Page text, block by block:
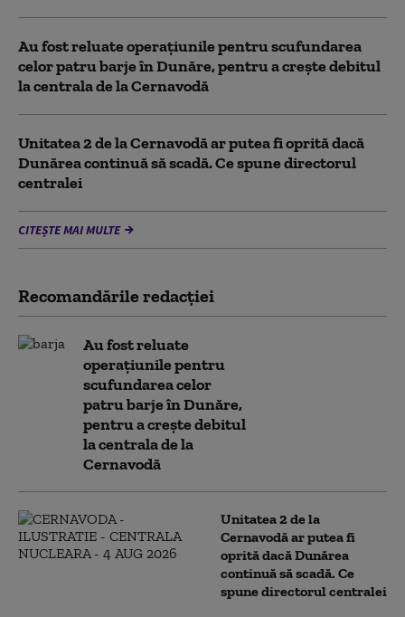
Au fost reluate operațiunile pentru scufundarea
celor patru barje în Dunăre, pentru a crește debitul
la centrala de la Cernavodă
Unitatea 2 de la Cernavodă ar putea fi oprită dacă
Dunărea continuă să scadă. Ce spune directorul
centralei
CITEȘTE MAI MULTE
Recomandările redacţiei
Au fost reluate
operațiunile pentru
scufundarea celor
patru barje în Dunăre,
pentru a crește debitul
la centrala de la
Cernavodă
Unitatea 2 de la
Cernavodă ar putea fi
oprită dacă Dunărea
continuă să scadă. Ce
spune directorul centralei